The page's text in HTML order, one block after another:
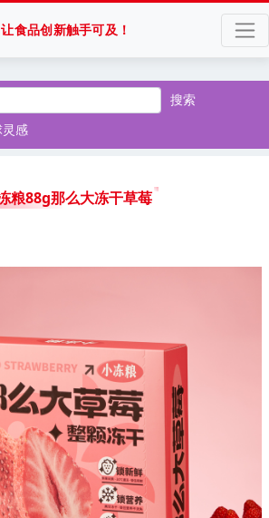
让食品创新触手可及！
搜索
感
粮88g那么大冻干草莓